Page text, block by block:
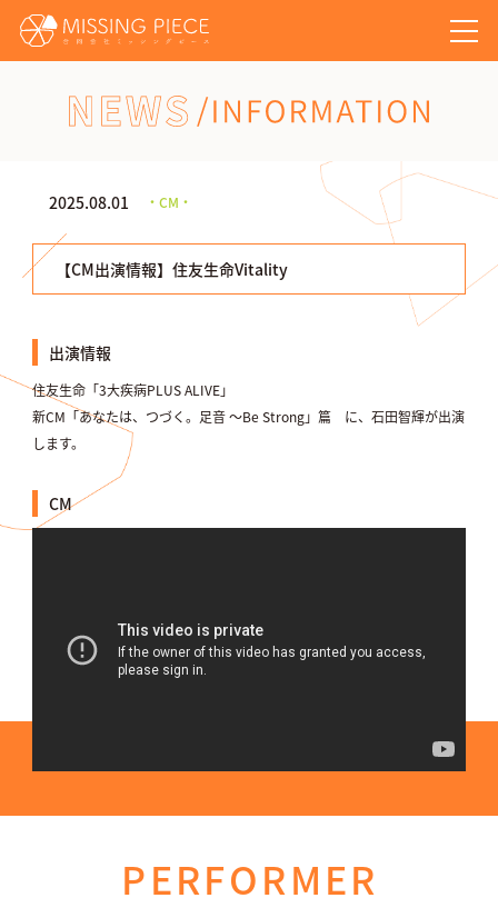
NEWS/INFORMATION
2025.08.01 ・CM・
【CM出演情報】住友生命Vitality
出演情報
住友生命「3大疾病PLUS ALIVE」
新CM「あなたは、つづく。足音 ～Be Strong」篇 に、石田智輝が出演
します。
CM
PERFORMER